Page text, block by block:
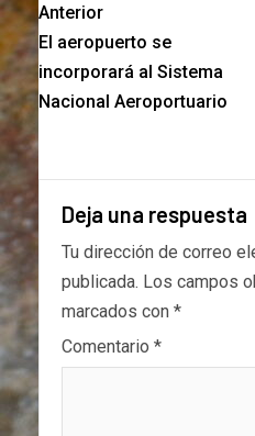
Anterior
El aeropuerto se
incorporará al Sistema
Nacional Aeroportuario
Deja una respuesta
Tu dirección de correo
publicada. Los campos
marcados con *
Comentario *